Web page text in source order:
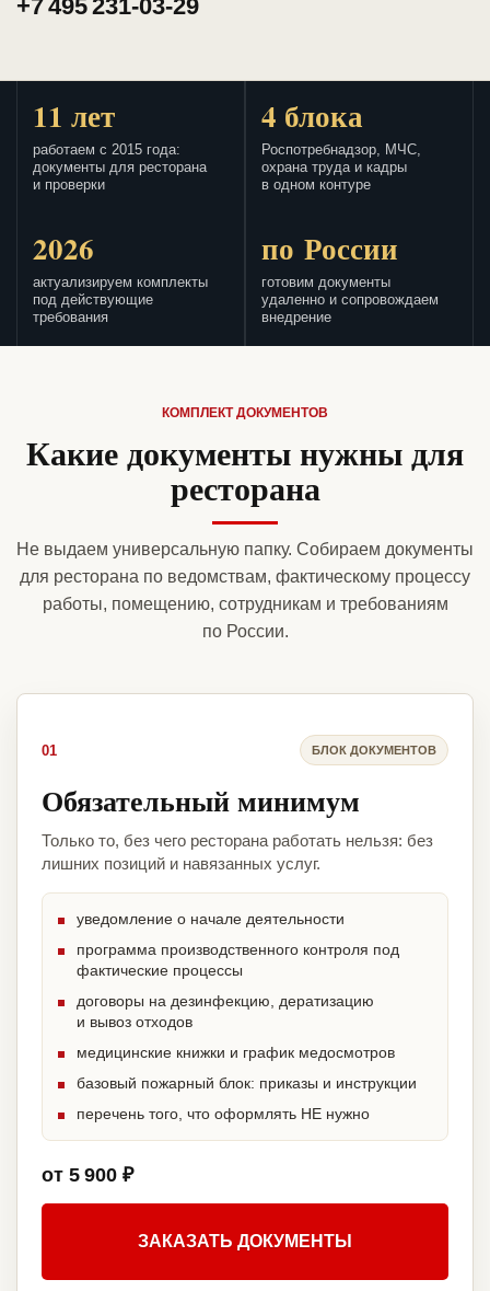
+7 495 231-03-29
11 лет
работаем с 2015 года:
документы для ресторана
и проверки
4 блока
Роспотребнадзор, МЧС,
охрана труда и кадры
в одном контуре
2026
актуализируем комплекты
под действующие
требования
по России
готовим документы
удаленно и сопровождаем
внедрение
КОМПЛЕКТ ДОКУМЕНТОВ
Какие документы нужны для
ресторана
Не выдаем универсальную папку. Собираем документы
для ресторана по ведомствам, фактическому процессу
работы, помещению, сотрудникам и требованиям
по России.
01 БЛОК ДОКУМЕНТОВ
Обязательный минимум
Только то, без чего ресторана работать нельзя: без
лишних позиций и навязанных услуг.
уведомление о начале деятельности
программа производственного контроля под
фактические процессы
договоры на дезинфекцию, дератизацию
и вывоз отходов
медицинские книжки и график медосмотров
базовый пожарный блок: приказы и инструкции
перечень того, что оформлять НЕ нужно
от 5 900 ₽
ЗАКАЗАТЬ ДОКУМЕНТЫ